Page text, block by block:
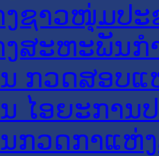
ງຊາວໜຸ່ມປະ
ສະຫະພັນກ
ກວດສອບແ
ໄອຍະການ
ກວດກາແຫ່